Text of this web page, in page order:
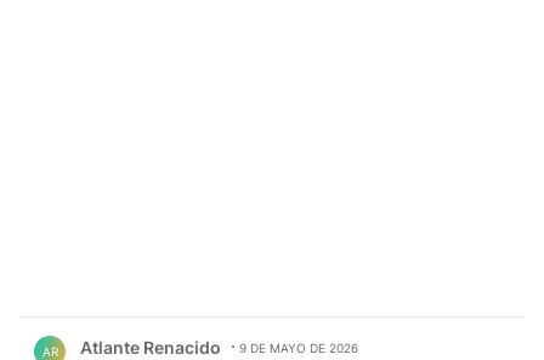
AR Atlante Renacido 9 DE MAYO DE 2026